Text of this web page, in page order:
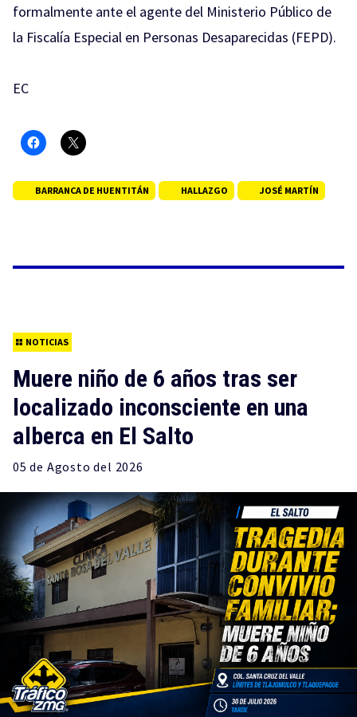
formalmente ante el agente del Ministerio Público de
la Fiscalía Especial en Personas Desaparecidas (FEPD).
EC
BARRANCA DE HUENTITÁN HALLAZGO JOSÉ MARTÍN
NOTICIAS
Muere niño de 6 años tras ser
localizado inconsciente en una
alberca en El Salto
05 de Agosto del 2026